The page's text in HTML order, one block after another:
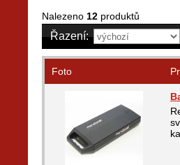
Nalezeno 12 produktů
Řazení:
Foto